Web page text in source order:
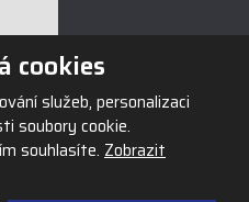
s.r.o., vytvořila eBRÁNA s.r.o.
Podmínky použití
cookies
služeb, personalizaci
soubory cookie.
souhlasíte. Zobrazit